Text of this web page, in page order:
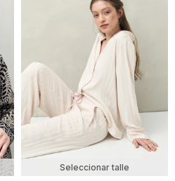
Seleccionar talle